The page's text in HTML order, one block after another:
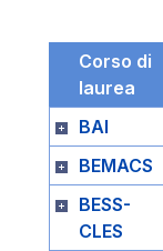
Corso di
laurea
BAI
BEMACS
BESS-
CLES